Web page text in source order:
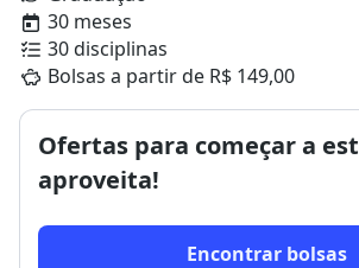
30 meses
30 disciplinas
Bolsas a partir de R$ 149,00
Ofertas para começar a
aproveita!
Encontrar bolsas